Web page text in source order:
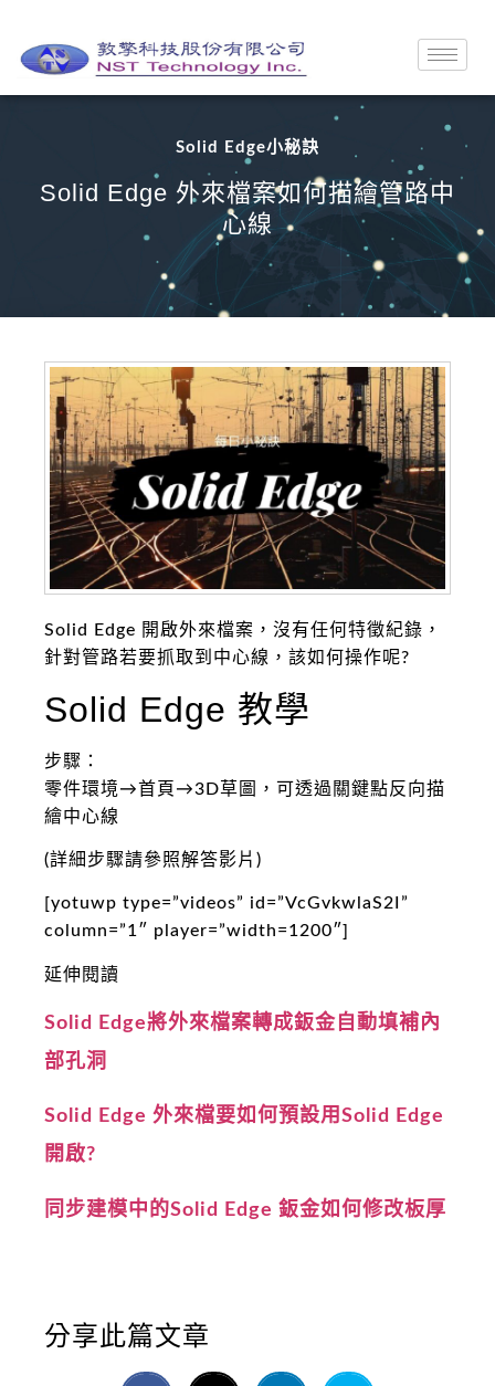
Solid Edge小秘訣
Solid Edge 外來檔案如何描繪管路中
心線
Solid Edge 開啟外來檔案，沒有任何特徵紀錄，
針對管路若要抓取到中心線，該如何操作呢?
Solid Edge 教學
步驟：
零件環境→首頁→3D草圖，可透過關鍵點反向描
繪中心線
(詳細步驟請參照解答影片)
[yotuwp type=”videos” id=”VcGvkwlaS2I”
column=”1″ player=”width=1200″]
延伸閱讀
Solid Edge將外來檔案轉成鈑金自動填補內
部孔洞
Solid Edge 外來檔要如何預設用Solid Edge
開啟?
同步建模中的Solid Edge 鈑金如何修改板厚
分享此篇文章